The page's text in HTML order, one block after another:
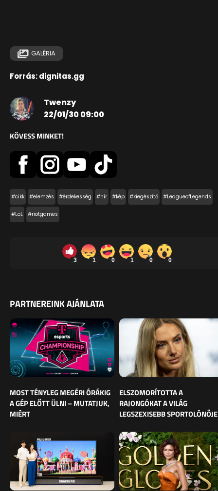
GALÉRIA
Forrás: dignitas.gg
Twenzy
22/01/30 09:00
KÖVESS MINKET!
#cikk #elemzés #érdekesség #hír #kép #kiegészítő #LeagueofLegends
#LoL #riotgames
3 1 0 1 0 0
PARTNEREINK AJÁNLATA
MOST TÉNYLEG MEGÉRI ÓRÁKIG
A GÉP ELŐTT ÜLNI – MUTATJUK,
MIÉRT
ELSZOMORÍTOTTA A
RAJONGÓKAT A VILÁG
LEGSZEXISEBB SPORTOLÓNŐJE